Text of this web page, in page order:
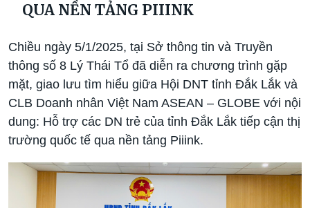
QUA NỀN TẢNG PIIINK
Chiều ngày 5/1/2025, tại Sở thông tin và Truyền
thông số 8 Lý Thái Tổ đã diễn ra chương trình gặp
mặt, giao lưu tìm hiểu giữa Hội DNT tỉnh Đắk Lắk và
CLB Doanh nhân Việt Nam ASEAN – GLOBE với nội
dung: Hỗ trợ các DN trẻ của tỉnh Đắk Lắk tiếp cận thị
trường quốc tế qua nền tảng Piiink.